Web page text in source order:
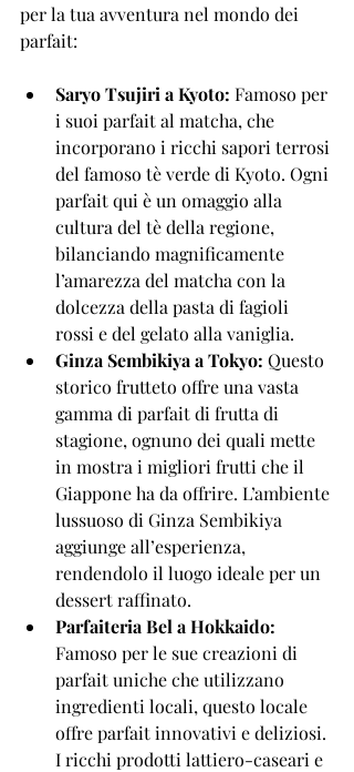
per la tua avventura nel mondo dei
parfait:
Saryo Tsujiri a Kyoto: Famoso per
i suoi parfait al matcha, che
incorporano i ricchi sapori terrosi
del famoso tè verde di Kyoto. Ogni
parfait qui è un omaggio alla
cultura del tè della regione,
bilanciando magnificamente
l’amarezza del matcha con la
dolcezza della pasta di fagioli
rossi e del gelato alla vaniglia.
Ginza Sembikiya a Tokyo: Questo
storico frutteto offre una vasta
gamma di parfait di frutta di
stagione, ognuno dei quali mette
in mostra i migliori frutti che il
Giappone ha da offrire. L’ambiente
lussuoso di Ginza Sembikiya
aggiunge all’esperienza,
rendendolo il luogo ideale per un
dessert raffinato.
Parfaiteria Bel a Hokkaido:
Famoso per le sue creazioni di
parfait uniche che utilizzano
ingredienti locali, questo locale
offre parfait innovativi e deliziosi.
I ricchi prodotti lattiero-caseari e